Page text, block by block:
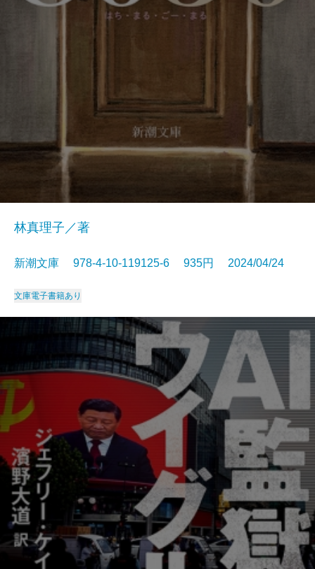
林真理子／著
新潮文庫 978-4-10-119125-6 935円 2024/04/24
文庫電子書籍あり